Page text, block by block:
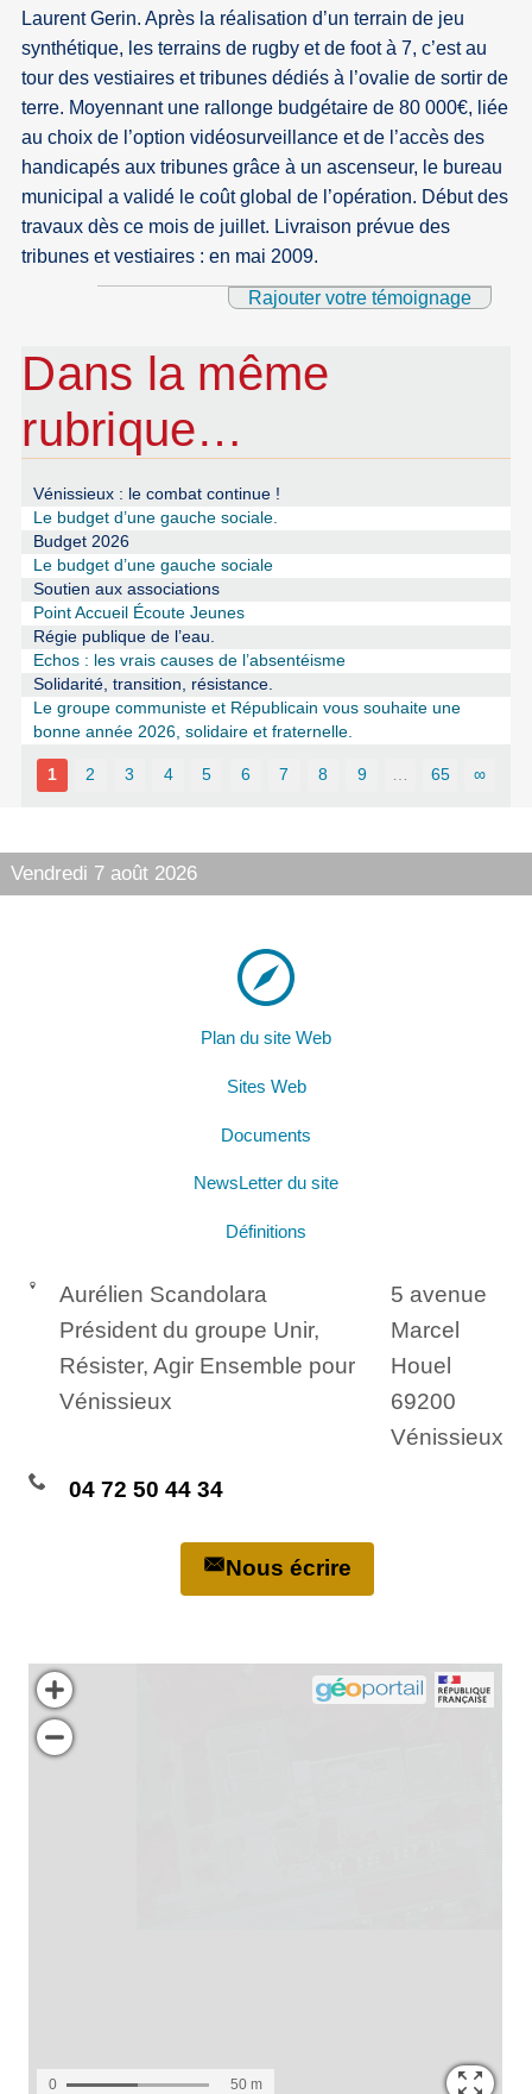
Laurent Gerin. Après la réalisation d’un terrain de jeu
synthétique, les terrains de rugby et de foot à 7, c’est au
tour des vestiaires et tribunes dédiés à l’ovalie de sortir de
terre. Moyennant une rallonge budgétaire de 80 000€, liée
au choix de l’option vidéosurveillance et de l’accès des
handicapés aux tribunes grâce à un ascenseur, le bureau
municipal a validé le coût global de l’opération. Début des
travaux dès ce mois de juillet. Livraison prévue des
tribunes et vestiaires : en mai 2009.
Rajouter votre témoignage
Dans la même
rubrique…
Vénissieux : le combat continue !
Le budget d’une gauche sociale.
Budget 2026
Le budget d’une gauche sociale
Soutien aux associations
Point Accueil Écoute Jeunes
Régie publique de l’eau.
Echos : les vrais causes de l’absentéisme
Solidarité, transition, résistance.
Le groupe communiste et Républicain vous souhaite une
bonne année 2026, solidaire et fraternelle.
1 2 3 4 5 6 7 8 9 … 65 ∞
Vendredi 7 août 2026
Plan du site Web
Sites Web
Documents
NewsLetter du site
Définitions
Aurélien Scandolara
Président du groupe Unir,
Résister, Agir Ensemble pour
Vénissieux
5 avenue
Marcel
Houel
69200
Vénissieux
04 72 50 44 34
Nous écrire